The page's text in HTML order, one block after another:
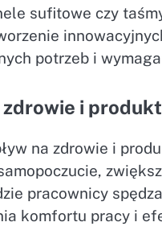
sufitowe czy
potrzeb i
i
na zdrowie i
pracownicy
komfortu pracy i